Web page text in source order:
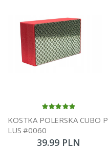
KOSTKA POLERSKA CUBO P
LUS #0060
39.99 PLN